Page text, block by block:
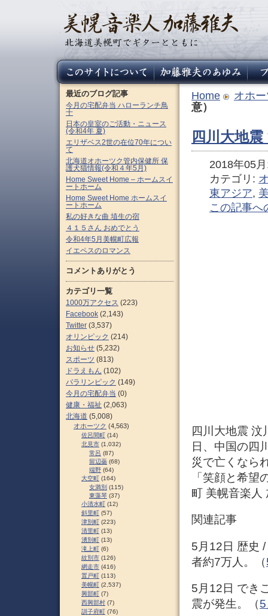
Home
オホ
意）
四川大地
2018年05
カテゴリ:
東アジア,
この記事へ
四川大地震
日、中国の四
災で亡くなら
「笑顔と希
町 美幌音楽人
関連記事
5月12日 歴史
者約7万人。（
5月12日 でき
震が発生。（
最近のブログ記事
今月の宅配弁当 ハローランチ鳥
十
日本の皇室のご活動・ニュース
(令和4年 夏)
エリザベス2世の在位70年につい
て
北海道オホーツク管内保健所 保
護犬猫情報(令和４年5月)
Home Sweet Home – ホームスイ
ートホーム
Home Sweet Home ホームスイ
ートホーム
私の好きな曲 埴生の宿
４１５さん おめでとう
令和4年5月美幌町広報
イエペスのロマンス
コメントありがとう
カテゴリ一覧
1000万アクセス (223)
Facebook (2,143)
Twitter (3,537)
オリンピック (214)
お知らせ (5,232)
スポーツ (813)
ドラえもん (102)
パラリンピック (149)
今月の宅配弁当 (0)
健康・福祉 (2,063)
北海道 (5,008)
オホーツク (4,563)
佐呂間町 (14)
北見市 (1,032)
常呂 (87)
留辺蘂 (68)
端野 (64)
大空町 (164)
女満別 (115)
東藻琴 (37)
小清水町 (12)
斜里町 (57)
津別町 (223)
清里町 (13)
湧別町 (13)
滝上町 (6)
紋別市 (126)
網走市 (416)
置戸町 (113)
美幌町 (2,537)
興部町 (7)
西興部村 (7)
訓子府町 (76)